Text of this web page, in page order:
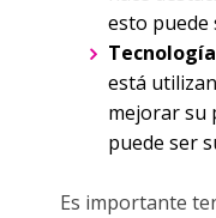
esto puede
está
mejorar su
puede ser
Es importante